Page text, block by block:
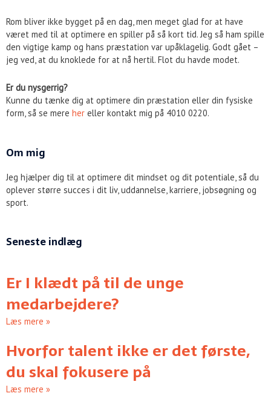
Rom bliver ikke bygget på en dag, men meget glad for at have
været med til at optimere en spiller på så kort tid. Jeg så ham spille
den vigtige kamp og hans præstation var upåklagelig. Godt gået –
jeg ved, at du knoklede for at nå hertil. Flot du havde modet.
Er du nysgerrig?
Kunne du tænke dig at optimere din præstation eller din fysiske
form, så se mere her eller kontakt mig på 4010 0220.
Om mig
Jeg hjælper dig til at optimere dit mindset og dit potentiale, så du
oplever større succes i dit liv, uddannelse, karriere, jobsøgning og
sport.
Seneste indlæg
Er I klædt på til de unge
medarbejdere?
Læs mere »
Hvorfor talent ikke er det første,
du skal fokusere på
Læs mere »